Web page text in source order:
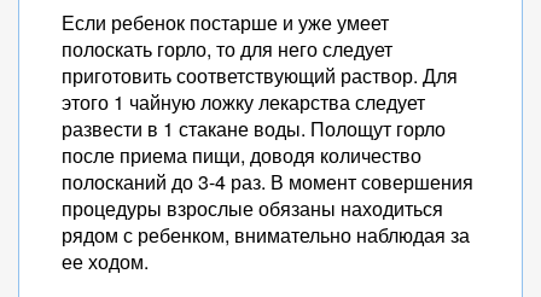
Если ребенок постарше и уже умеет
полоскать горло, то для него следует
приготовить соответствующий раствор. Для
этого 1 чайную ложку лекарства следует
развести в 1 стакане воды. Полощут горло
после приема пищи, доводя количество
полосканий до 3-4 раз. В момент совершения
процедуры взрослые обязаны находиться
рядом с ребенком, внимательно наблюдая за
ее ходом.